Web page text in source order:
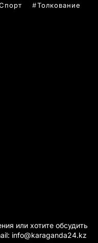
Толкование
или хотите обсудить
info@karaganda24.kz